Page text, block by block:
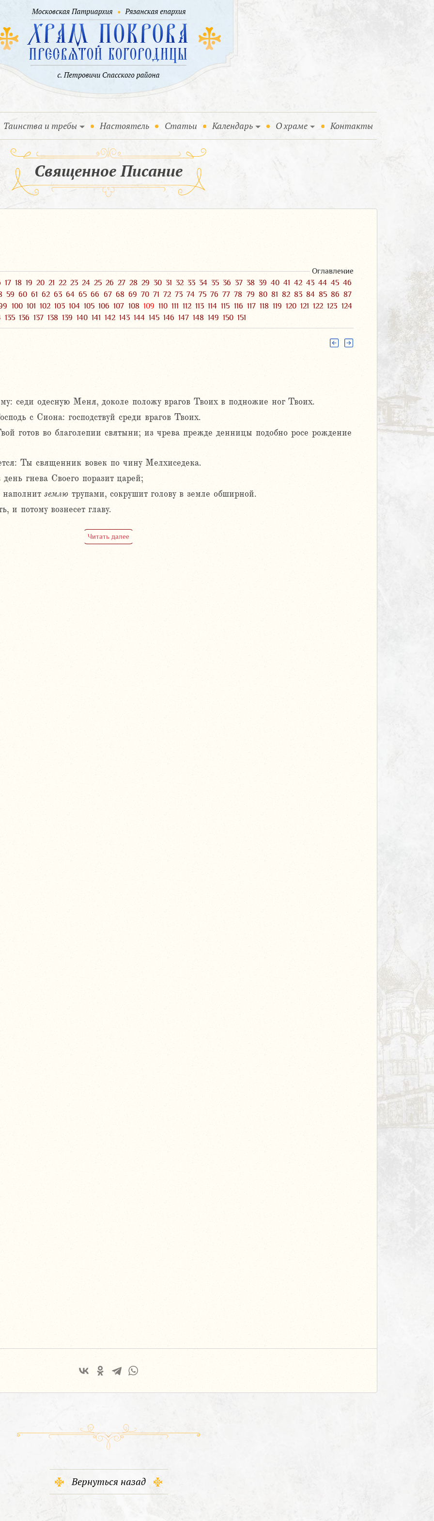
Таинства и требы Настоятель Статьи Календарь О храме Контакты
Священное Писание
Оглавление
17 18 19 20 21 22 23 24 25 26 27 28 29 30 31 32 33 34 35 36 37 38 39 40 41 42 43 44 45 46
59 60 61 62 63 64 65 66 67 68 69 70 71 72 73 74 75 76 77 78 79 80 81 82 83 84 85 86 87
100 101 102 103 104 105 106 107 108 109 110 111 112 113 114 115 116 117 118 119 120 121 122 123 124
135 136 137 138 139 140 141 142 143 144 145 146 147 148 149 150 151
седи одесную Меня, доколе положу врагов Твоих в подножие ног Твоих.
с Сиона: господствуй среди врагов Твоих.
готов во благолепии святыни; из чрева прежде денницы подобно росе рождение
Ты священник вовек по чину Мелхиседека.
гнева Своего поразит царей;
наполнит землю трупами, сокрушит голову в земле обширной.
и потому вознесет главу.
Читать далее
Вернуться назад